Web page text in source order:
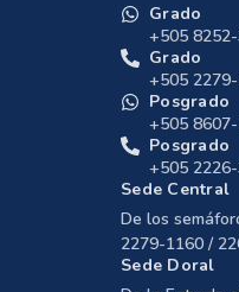
Grado
+505
Grado
+505
Posgrado
+505
Posgrado
+505
Sede Central
De los
2279-1160 /
Sede Doral